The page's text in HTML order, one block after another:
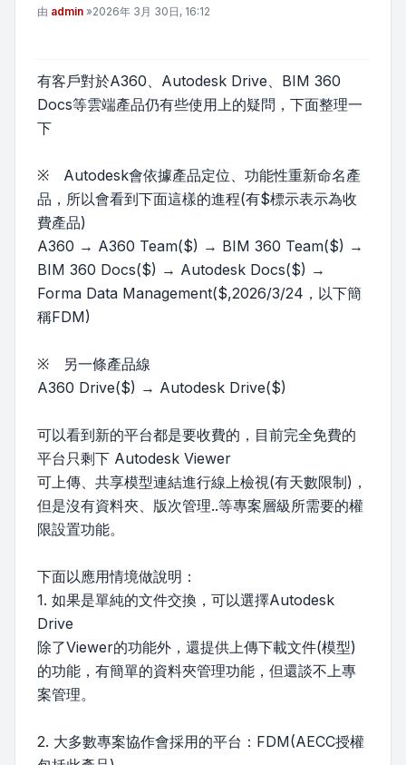
文章
由 admin »2026年 3月 30日, 16:12
有客戶對於A360、Autodesk Drive、BIM 360
Docs等雲端產品仍有些使用上的疑問，下面整理一
下
※ Autodesk會依據產品定位、功能性重新命名產
品，所以會看到下面這樣的進程(有$標示表示為收
費產品)
A360 → A360 Team($) → BIM 360 Team($) →
BIM 360 Docs($) → Autodesk Docs($) →
Forma Data Management($,2026/3/24，以下簡
稱FDM)
※ 另一條產品線
A360 Drive($) → Autodesk Drive($)
可以看到新的平台都是要收費的，目前完全免費的
平台只剩下 Autodesk Viewer
可上傳、共享模型連結進行線上檢視(有天數限制)，
但是沒有資料夾、版次管理..等專案層級所需要的權
限設置功能。
下面以應用情境做說明：
1. 如果是單純的文件交換，可以選擇Autodesk
Drive
除了Viewer的功能外，還提供上傳下載文件(模型)
的功能，有簡單的資料夾管理功能，但還談不上專
案管理。
2. 大多數專案協作會採用的平台：FDM(AECC授權